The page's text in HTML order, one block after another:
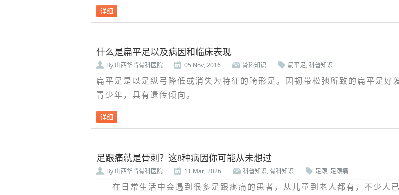
详细
什么是扁平足以及病因和临床表现
By 山西华晋骨科医院 05 Nov, 2016 骨科知识 扁平足, 科普知识
扁平足是以足纵弓降低或消失为特征的畸形足。因韧带松弛所致的扁平足好
青少年，具有遗传倾向。
详细
足跟痛就是骨刺？这8种病因你可能从未想过
By 山西华晋骨科医院 11 Mar, 2026 科普知识, 骨科知识 足跟, 足跟痛
在日常生活中会遇到很多足跟疼痛的患者，从儿童到老人都有，不少人